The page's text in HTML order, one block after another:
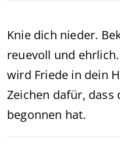
Knie dich nieder.
reuevoll und
wird Friede in dein
Zeichen dafür, dass
begonnen hat.